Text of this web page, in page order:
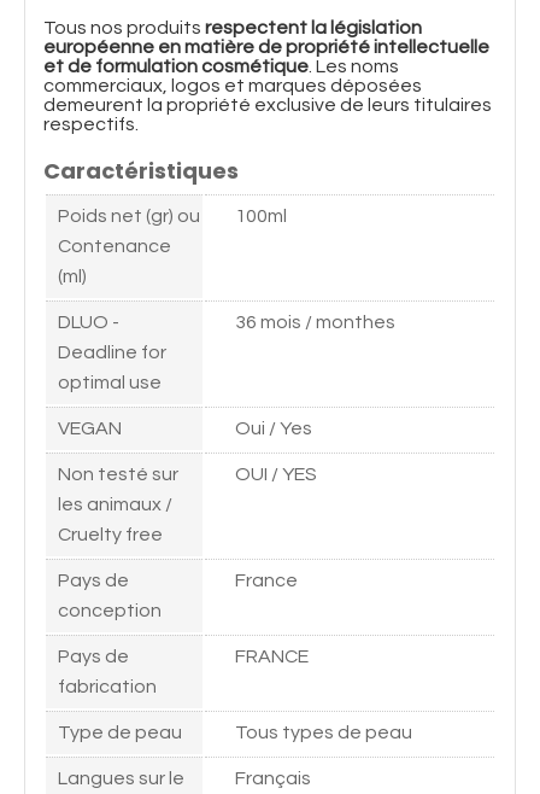
Tous nos produits respectent la législation
européenne en matière de propriété intellectuelle
et de formulation cosmétique . Les noms
commerciaux, logos et marques déposées
demeurent la propriété exclusive de leurs titulaires
respectifs.
Caractéristiques
Poids net (gr) ou
Contenance
(ml)
100ml
DLUO -
Deadline for
optimal use
36 mois / monthes
VEGAN Oui / Yes
Non testé sur
les animaux /
Cruelty free
OUI / YES
Pays de
conception
France
Pays de
fabrication
FRANCE
Type de peau Tous types de peau
Langues sur le
Français